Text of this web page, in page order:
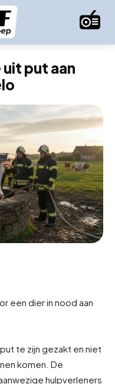
put aan
een dier in nood aan
te zijn gezakt en niet
komen. De
hulpverleners